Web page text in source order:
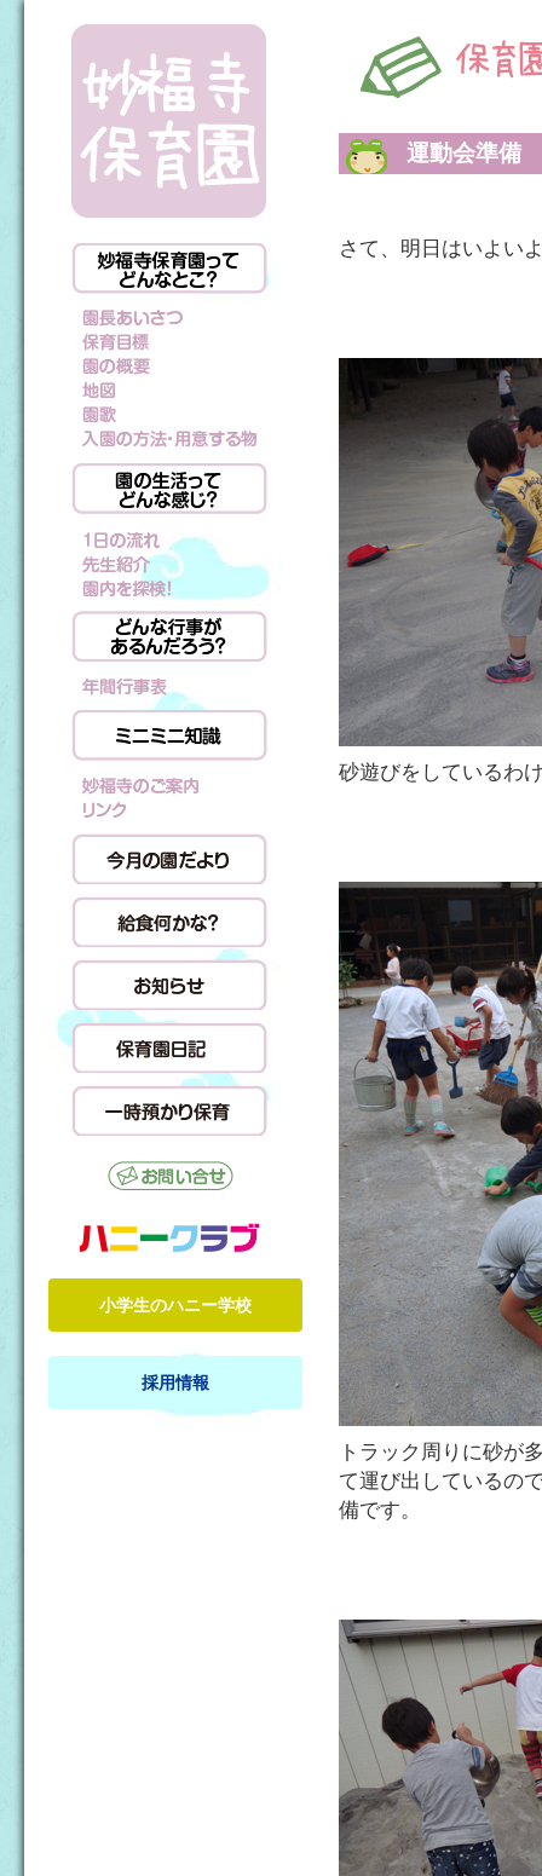
小学生のハニー学校
採用情報
運動会準備
さて、明日はいよい
砂遊びをしているわ
トラック周りに砂が
て運び出しているの
備です。